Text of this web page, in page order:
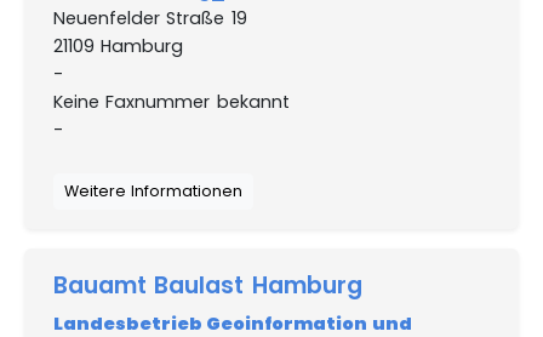
Neuenfelder Straße 19
21109 Hamburg
-
Keine Faxnummer bekannt
-
Weitere Informationen
Bauamt Baulast Hamburg
Landesbetrieb Geoinformation und